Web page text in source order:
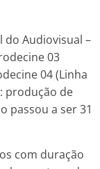
do Audiovisual –
03
04 (Linha
produção de
passou a ser 31
com duração